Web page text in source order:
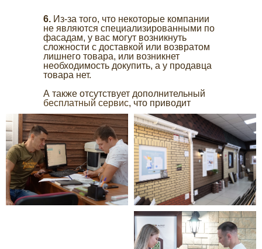
6. Из-за того, что некоторые компании
не являются специализированными по
фасадам, у вас могут возникнуть
сложности с доставкой или возвратом
лишнего товара, или возникнет
необходимость докупить, а у продавца
товара нет.
А также отсутствует дополнительный
бесплатный сервис, что приводит
клиента к лишним тратам и ненужным
заботам.
г. Екатеринбург, пер. Базовый, 54
г. Орел, ул. 2-я Курская, 2Б
8 (4862) 20-76-06
на сайт